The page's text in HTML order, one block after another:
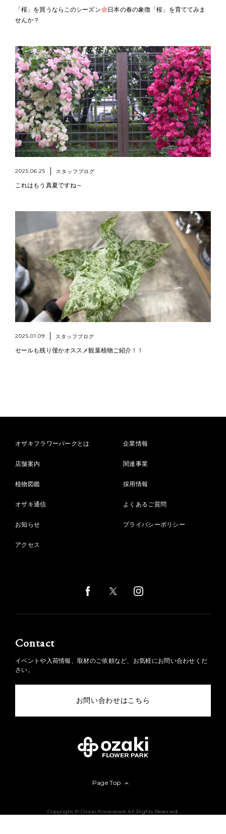
「桜」を買うならこのシーズン
日本の春の象徴「桜」を育ててみま
せんか？
2025.06.25 スタッフブログ
これはもう真夏ですね～
2025.01.09 スタッフブログ
セールも残り僅かオススメ観葉植物ご紹介！！
オザキフラワーパークとは
店舗案内
植物図鑑
オザキ通信
お知らせ
アクセス
企業情報
関連事業
採用情報
よくあるご質問
プライバシーポリシー
Contact
イベントや入荷情報、取材のご依頼など、お気軽にお問い合わせくだ
さい。
お問い合わせはこちら
Copyright © Ozaki-flowerpark All Rights Reserved.
Page Top